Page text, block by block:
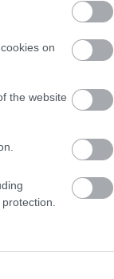
on
the website
A
látott
egy
fákkal?